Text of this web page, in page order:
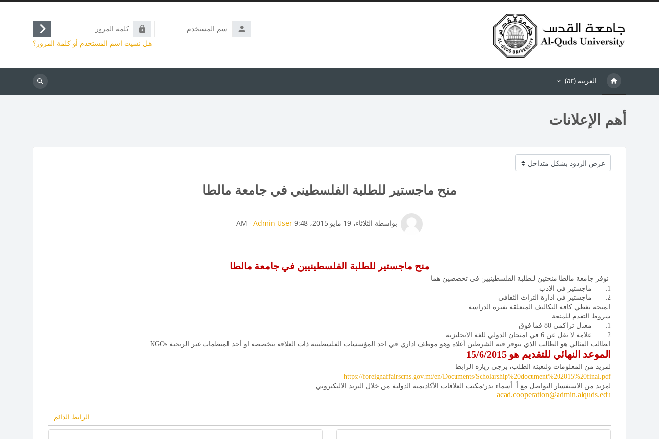
اسم
المستخدم
كلمة
المرور
تسجيل
الدخول
هل نسيت اسم المستخدم أو كلمة المرور؟
العربية ‎(ar)‎
بحث
أهم الإعلانات
نمط العرض
منح ماجستير للطلبة الفلسطيني في جامعة مالطا
منح ماجستير للطلبة الفلسطينيين في جامعة مالطا
توفر جامعة مالطا منحتين للطلبة
الفلسطينيين في تخصصين هما
1. ماجستير في الادب
2. ماجستير في ادارة التراث الثقافي
المنحة تغطي كافة التكاليف المتعلقة بفترة الدراسة
شروط التقدم للمنحة
1.
معدل تراكمي 80 فما فوق
2. علامة لا تقل عن 6 في امتحان الدولي للغة الانجليزية
الطالب المثالي هو الطالب الذي يتوفر فيه الشرطين أعلاه وهو موظف اداري في احد المؤسسات الفلسطينية ذات العلاقة بتخصصه او أحد المنظمات غير الربحية NGOs
الموعد النهائي للتقديم هو 15/6/2015
لمزيد من المعلومات ولتعبئة الطلب، يرجى زيارة الرابط
https://foreignaffairscms.gov.mt/en/Documents/Scholarship%20document%202015%20final.pdf
لمزيد من الاستفسار التواصل مع أ. أسماء بدر/مكتب العلاقات الأكاديمية الدولية من خلال البريد الاليكتروني
acad.cooperation@admin.alquds.edu
الرابط الدائم
بواسطة الثلاثاء، 19 مايو 2015، 9:48 AM - Admin User عدد الردود: 0